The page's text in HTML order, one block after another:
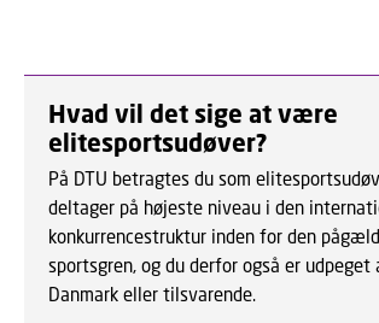
Hvad vil det sige at være
elitesportsudøver?
På DTU betragtes du som
deltager på højeste niveau i den
konkurrencestruktur inden for den
sportsgren, og du derfor også er udpeget
Danmark eller tilsvarende.